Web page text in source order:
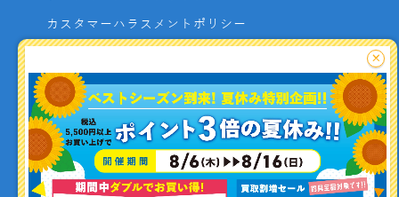
釣り情報を
カスタマーハラスメントポリシー
よくあるご質問
お問い合わせ
利用者資金の保全方法
×